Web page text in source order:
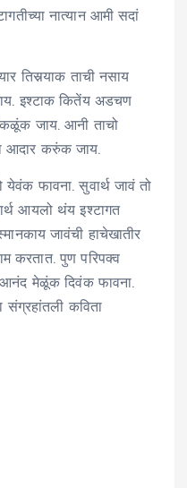
नात्यान आमी सदां
तिसर्‍याक ताची नसाय
इश्टाक कितेंय अडचण
जाय. आनी ताचो
आदार करुंक जाय.
फावना. सुवार्थ जावं तो
आयलो थंय इश्टागत
जावंची हाचेखातीर
करतात. पुण परिपक्व
आनंद मेळूंक दिवंक फावना.
संग्रहांतली कविता